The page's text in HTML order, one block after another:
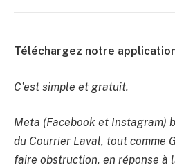
Téléchargez notre
C’est simple et gratuit.
Meta (Facebook et Instagram)
du Courrier Laval, tout comme
faire obstruction, en réponse à